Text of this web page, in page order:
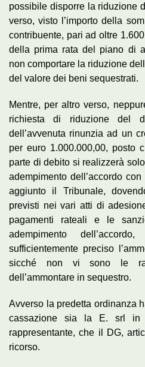
possibile disporre la riduzione
verso, visto l’importo della
contribuente, pari ad oltre
della prima rata del piano di
non comportare la riduzione
del valore dei beni sequestrati.
Mentre, per altro verso,
richiesta di riduzione del
dell’avvenuta rinunzia ad un
per euro 1.000.000,00, posto
parte di debito si realizzerà
adempimento dell’accordo
aggiunto il Tribunale,
previsti nei vari atti di
pagamenti rateali e le
adempimento
sufficientemente preciso
sicché non vi sono le
dell’ammontare in sequestro.
Avverso la predetta ordinanza
cassazione sia la E. srl in
rappresentante, che il DG,
ricorso.